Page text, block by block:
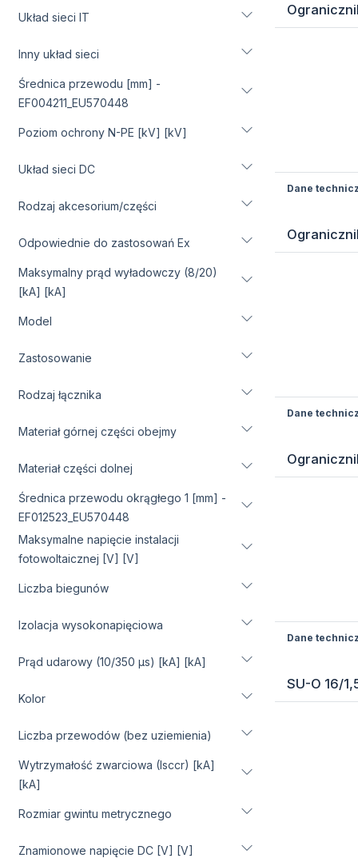
Układ sieci IT
Inny układ sieci
Średnica przewodu [mm] -
EF004211_EU570448
Poziom ochrony N-PE [kV] [kV]
Układ sieci DC
Rodzaj akcesorium/części
Odpowiednie do zastosowań Ex
Maksymalny prąd wyładowczy (8/20)
[kA] [kA]
Model
Zastosowanie
Rodzaj łącznika
Materiał górnej części obejmy
Materiał części dolnej
Średnica przewodu okrągłego 1 [mm] -
EF012523_EU570448
Maksymalne napięcie instalacji
fotowoltaicznej [V] [V]
Liczba biegunów
Izolacja wysokonapięciowa
Prąd udarowy (10/350 µs) [kA] [kA]
Kolor
Liczba przewodów (bez uziemienia)
Wytrzymałość zwarciowa (Isccr) [kA]
[kA]
Rozmiar gwintu metrycznego
Znamionowe napięcie DC [V] [V]
Dane
Dane
Dane
SU-O 16/